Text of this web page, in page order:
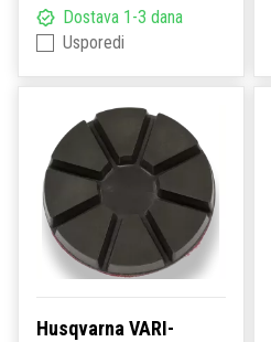
Dostava 1-3 dana
Usporedi
Husqvarna VARI-